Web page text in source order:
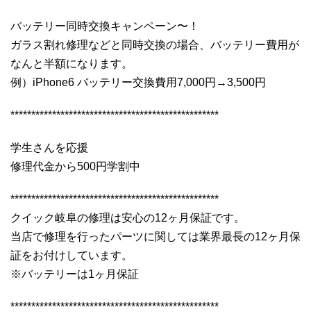
バッテリー同時交換キャンペーン〜！
ガラス割れ修理などと同時交換の場合、バッテリー費用が
なんと半額になります。
例）iPhone6 バッテリー交換費用7,000円→3,500円
**************************************************
学生さんを応援
修理代金から500円学割中
**************************************************
クイック岐阜の修理は安心の12ヶ月保証です。
当店で修理を行ったパーツに関しては業界最長の12ヶ月保
証をお付けしています。
※バッテリーは1ヶ月保証
**************************************************